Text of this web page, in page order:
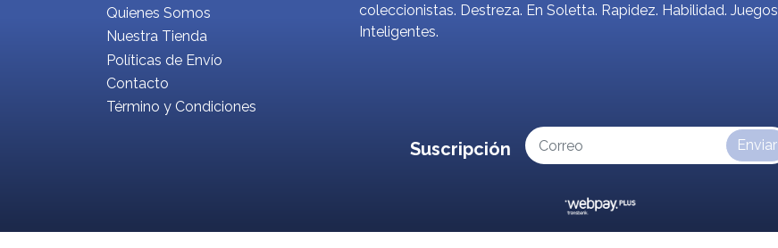
Quienes Somos
Nuestra Tienda
Políticas de Envío
Contacto
Término y Condiciones
coleccionistas. Destreza. En Soletta. Rapidez. Habilidad. Juegos
Inteligentes.
Suscripción Enviar